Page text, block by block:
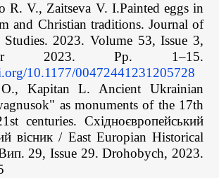
R. V., Zaitseva V. I.Painted eggs in
and Christian traditions. Journal of
Studies. 2023. Volume 53, Issue 3,
2023. Pp. 1–15.
10.1177/00472441231205728
Kapitan L. Ancient Ukrainian
as monuments of the 17th
centuries. Східноєвропейський
вісник / East Europian Historical
29, Issue 29. Drohobych, 2023.